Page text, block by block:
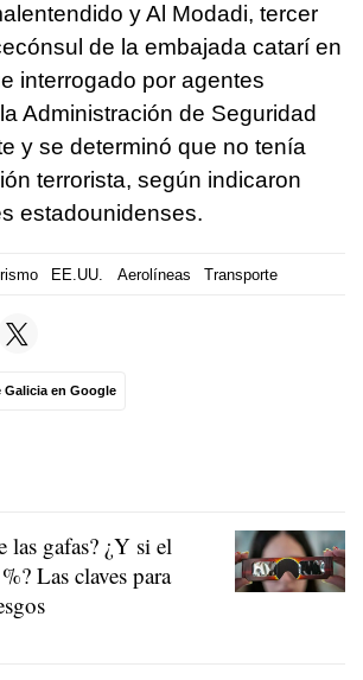
y Al Modadi, tercer
de la embajada catarí en
interrogado por agentes
Administración de Seguridad
y se determinó que no tenía
terrorista, según indicaron
estadounidenses.
EE.UU. Aerolíneas Transporte
Galicia en Google
las gafas? ¿Y si el
Las claves para